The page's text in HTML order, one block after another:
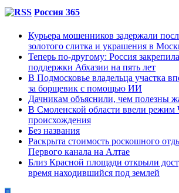
Россия 365
Курьера мошенников задержали
золотого слитка и украшения в
Теперь по-другому: Россия
поддержки Абхазии на пять лет
В Подмосковье владельца участка
за борщевик с помощью ИИ
Дачникам объяснили, чем полезны
В Смоленской области ввели режим
происхождения
Без названия
Раскрыта стоимость роскошного
Первого канала на Алтае
Близ Красной площади открыли
время находившийся под землей